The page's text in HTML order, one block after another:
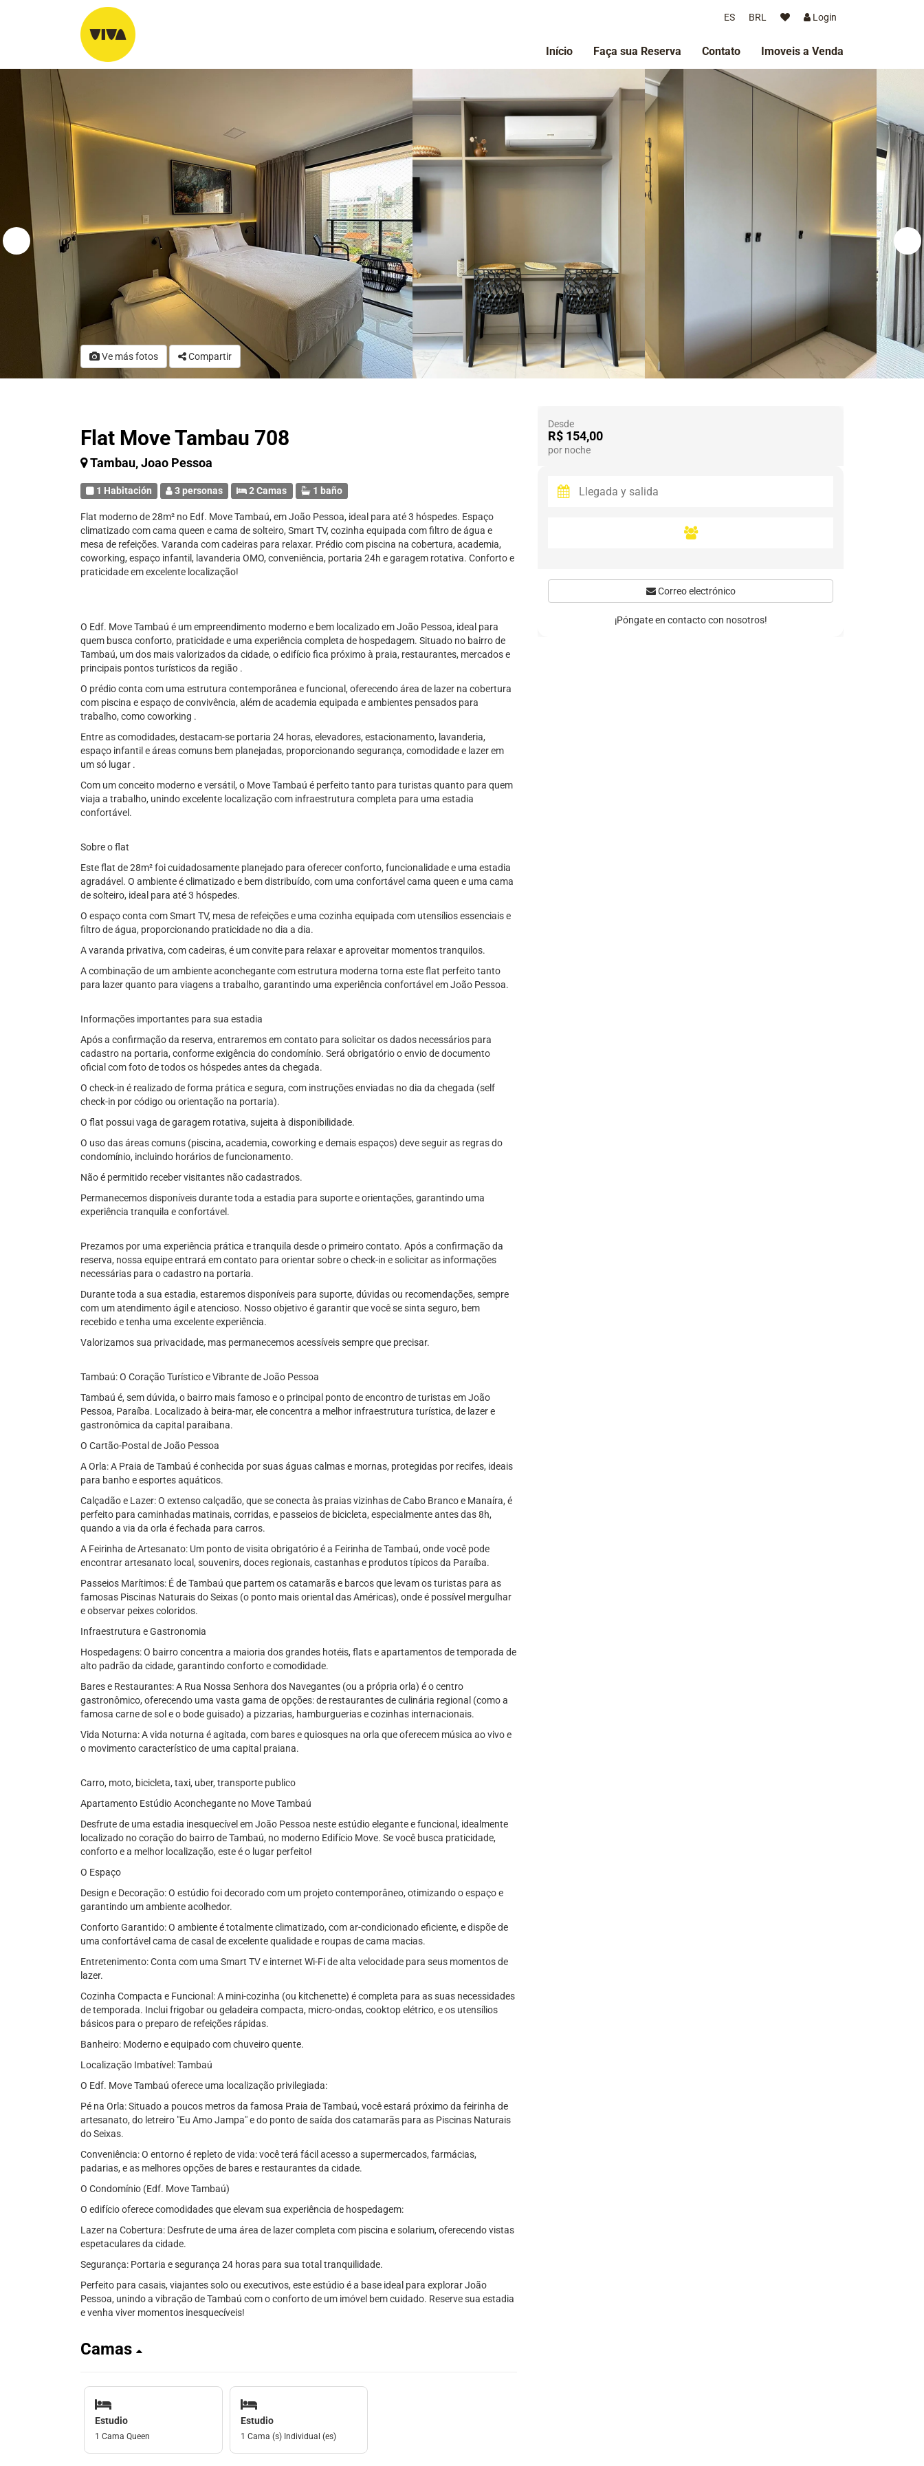
ES BRL Login
Início Faça sua Reserva Contato Imoveis a Venda
Ve más fotos Compartir
Flat Move Tambau 708
Tambau, Joao Pessoa
1 Habitación 3 personas 2 Camas 1 baño
Flat moderno de 28m² no Edf. Move Tambaú, em João Pessoa, ideal para até 3 hóspedes. Espaço
climatizado com cama queen e cama de solteiro, Smart TV, cozinha equipada com filtro de água e
mesa de refeições. Varanda com cadeiras para relaxar. Prédio com piscina na cobertura, academia,
coworking, espaço infantil, lavanderia OMO, conveniência, portaria 24h e garagem rotativa. Conforto e
praticidade em excelente localização!
O Edf. Move Tambaú é um empreendimento moderno e bem localizado em João Pessoa, ideal para
quem busca conforto, praticidade e uma experiência completa de hospedagem. Situado no bairro de
Tambaú, um dos mais valorizados da cidade, o edifício fica próximo à praia, restaurantes, mercados e
principais pontos turísticos da região .
O prédio conta com uma estrutura contemporânea e funcional, oferecendo área de lazer na cobertura
com piscina e espaço de convivência, além de academia equipada e ambientes pensados para
trabalho, como coworking .
Entre as comodidades, destacam-se portaria 24 horas, elevadores, estacionamento, lavanderia,
espaço infantil e áreas comuns bem planejadas, proporcionando segurança, comodidade e lazer em
um só lugar .
Com um conceito moderno e versátil, o Move Tambaú é perfeito tanto para turistas quanto para quem
viaja a trabalho, unindo excelente localização com infraestrutura completa para uma estadia
confortável.
Sobre o flat
Este flat de 28m² foi cuidadosamente planejado para oferecer conforto, funcionalidade e uma estadia
agradável. O ambiente é climatizado e bem distribuído, com uma confortável cama queen e uma cama
de solteiro, ideal para até 3 hóspedes.
O espaço conta com Smart TV, mesa de refeições e uma cozinha equipada com utensílios essenciais e
filtro de água, proporcionando praticidade no dia a dia.
A varanda privativa, com cadeiras, é um convite para relaxar e aproveitar momentos tranquilos.
A combinação de um ambiente aconchegante com estrutura moderna torna este flat perfeito tanto
para lazer quanto para viagens a trabalho, garantindo uma experiência confortável em João Pessoa.
Informações importantes para sua estadia
Após a confirmação da reserva, entraremos em contato para solicitar os dados necessários para
cadastro na portaria, conforme exigência do condomínio. Será obrigatório o envio de documento
oficial com foto de todos os hóspedes antes da chegada.
O check-in é realizado de forma prática e segura, com instruções enviadas no dia da chegada (self
check-in por código ou orientação na portaria).
O flat possui vaga de garagem rotativa, sujeita à disponibilidade.
O uso das áreas comuns (piscina, academia, coworking e demais espaços) deve seguir as regras do
condomínio, incluindo horários de funcionamento.
Não é permitido receber visitantes não cadastrados.
Permanecemos disponíveis durante toda a estadia para suporte e orientações, garantindo uma
experiência tranquila e confortável.
Prezamos por uma experiência prática e tranquila desde o primeiro contato. Após a confirmação da
reserva, nossa equipe entrará em contato para orientar sobre o check-in e solicitar as informações
necessárias para o cadastro na portaria.
Durante toda a sua estadia, estaremos disponíveis para suporte, dúvidas ou recomendações, sempre
com um atendimento ágil e atencioso. Nosso objetivo é garantir que você se sinta seguro, bem
recebido e tenha uma excelente experiência.
Valorizamos sua privacidade, mas permanecemos acessíveis sempre que precisar.
Tambaú: O Coração Turístico e Vibrante de João Pessoa
Tambaú é, sem dúvida, o bairro mais famoso e o principal ponto de encontro de turistas em João
Pessoa, Paraíba. Localizado à beira-mar, ele concentra a melhor infraestrutura turística, de lazer e
gastronômica da capital paraibana.
O Cartão-Postal de João Pessoa
A Orla: A Praia de Tambaú é conhecida por suas águas calmas e mornas, protegidas por recifes, ideais
para banho e esportes aquáticos.
Calçadão e Lazer: O extenso calçadão, que se conecta às praias vizinhas de Cabo Branco e Manaíra, é
perfeito para caminhadas matinais, corridas, e passeios de bicicleta, especialmente antes das 8h,
quando a via da orla é fechada para carros.
A Feirinha de Artesanato: Um ponto de visita obrigatório é a Feirinha de Tambaú, onde você pode
encontrar artesanato local, souvenirs, doces regionais, castanhas e produtos típicos da Paraíba.
Passeios Marítimos: É de Tambaú que partem os catamarãs e barcos que levam os turistas para as
famosas Piscinas Naturais do Seixas (o ponto mais oriental das Américas), onde é possível mergulhar
e observar peixes coloridos.
Infraestrutura e Gastronomia
Hospedagens: O bairro concentra a maioria dos grandes hotéis, flats e apartamentos de temporada de
alto padrão da cidade, garantindo conforto e comodidade.
Bares e Restaurantes: A Rua Nossa Senhora dos Navegantes (ou a própria orla) é o centro
gastronômico, oferecendo uma vasta gama de opções: de restaurantes de culinária regional (como a
famosa carne de sol e o bode guisado) a pizzarias, hamburguerias e cozinhas internacionais.
Vida Noturna: A vida noturna é agitada, com bares e quiosques na orla que oferecem música ao vivo e
o movimento característico de uma capital praiana.
Carro, moto, bicicleta, taxi, uber, transporte publico
Apartamento Estúdio Aconchegante no Move Tambaú
Desfrute de uma estadia inesquecível em João Pessoa neste estúdio elegante e funcional, idealmente
localizado no coração do bairro de Tambaú, no moderno Edifício Move. Se você busca praticidade,
conforto e a melhor localização, este é o lugar perfeito!
O Espaço
Design e Decoração: O estúdio foi decorado com um projeto contemporâneo, otimizando o espaço e
garantindo um ambiente acolhedor.
Conforto Garantido: O ambiente é totalmente climatizado, com ar-condicionado eficiente, e dispõe de
uma confortável cama de casal de excelente qualidade e roupas de cama macias.
Entretenimento: Conta com uma Smart TV e internet Wi-Fi de alta velocidade para seus momentos de
lazer.
Cozinha Compacta e Funcional: A mini-cozinha (ou kitchenette) é completa para as suas necessidades
de temporada. Inclui frigobar ou geladeira compacta, micro-ondas, cooktop elétrico, e os utensílios
básicos para o preparo de refeições rápidas.
Banheiro: Moderno e equipado com chuveiro quente.
Localização Imbatível: Tambaú
O Edf. Move Tambaú oferece uma localização privilegiada:
Pé na Orla: Situado a poucos metros da famosa Praia de Tambaú, você estará próximo da feirinha de
artesanato, do letreiro "Eu Amo Jampa" e do ponto de saída dos catamarãs para as Piscinas Naturais
do Seixas.
Conveniência: O entorno é repleto de vida: você terá fácil acesso a supermercados, farmácias,
padarias, e as melhores opções de bares e restaurantes da cidade.
O Condomínio (Edf. Move Tambaú)
O edifício oferece comodidades que elevam sua experiência de hospedagem:
Lazer na Cobertura: Desfrute de uma área de lazer completa com piscina e solarium, oferecendo vistas
espetaculares da cidade.
Segurança: Portaria e segurança 24 horas para sua total tranquilidade.
Perfeito para casais, viajantes solo ou executivos, este estúdio é a base ideal para explorar João
Pessoa, unindo a vibração de Tambaú com o conforto de um imóvel bem cuidado. Reserve sua estadia
e venha viver momentos inesquecíveis!
Camas
Estudio
1 Cama Queen
Estudio
1 Cama (s) Individual (es)
Desde
R$ 154,00
por noche
Correo electrónico
¡Póngate en contacto con nosotros!